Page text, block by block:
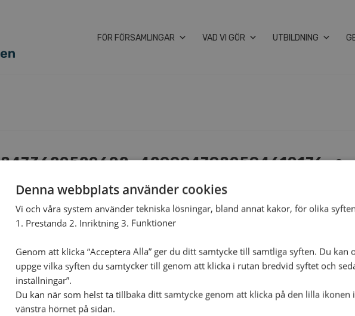
FÖR FÖRSAMLINGAR VAD VI GÖR UTBILDNING
Denna webbplats använder cookies
Vi och våra system använder tekniska lösningar, bland annat kakor, för olika
1. Prestanda 2. Inriktning 3. Funktioner
Genom att klicka ”Acceptera Alla” ger du ditt samtycke till samtliga syften. Du kan
uppge vilka syften du samtycker till genom att klicka i rutan bredvid syftet och
inställningar”.
Du kan när som helst ta tillbaka ditt samtycke genom att klicka på den lilla ikonen
vänstra hörnet på sidan.